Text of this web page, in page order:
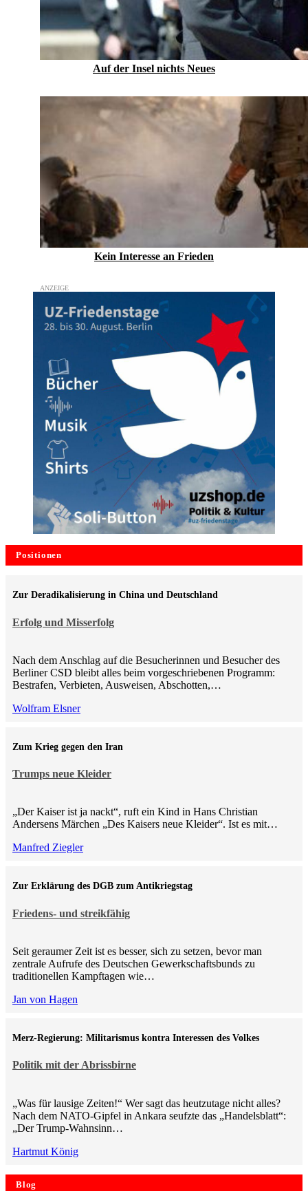
Auf der Insel nichts Neues
Kein Inte­resse an Frieden
Positionen
Erfolg und Misserfolg
Zur Deradikalisierung in China und Deutschland
Nach dem Anschlag auf die Besucherinnen und Besucher des
Berliner CSD bleibt alles beim vorgeschriebenen Programm:
Bestrafen, Verbieten, Ausweisen, Abschotten,…
Wolfram Elsner
Trumps neue Kleider
Zum Krieg gegen den Iran
„Der Kaiser ist ja nackt“, ruft ein Kind in Hans Christian
Andersens Märchen „Des Kaisers neue Kleider“. Ist es mit…
Manfred Ziegler
Friedens- und streikfähig
Zur Erklärung des DGB zum Antikriegstag
Seit geraumer Zeit ist es besser, sich zu setzen, bevor man
zentrale Aufrufe des Deutschen Gewerkschaftsbunds zu
traditionellen Kampftagen wie…
Jan von Hagen
Politik mit der Abrissbirne
Merz-Regierung: Militarismus kontra Inte­ressen des Volkes
„Was für lausige Zeiten!“ Wer sagt das heutzutage nicht alles?
Nach dem NATO-Gipfel in Ankara seufzte das „Handelsblatt“:
„Der Trump-Wahnsinn…
Hartmut König
Blog